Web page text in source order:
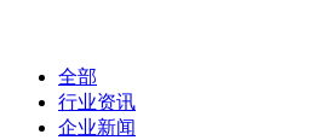
全部
行业资讯
企业新闻